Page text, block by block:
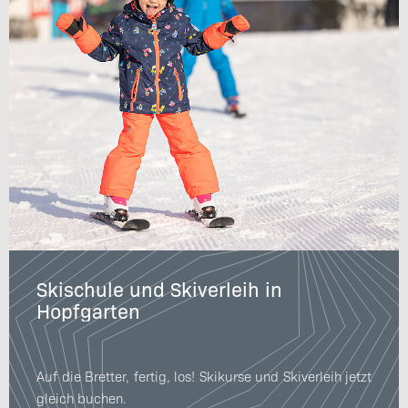
Skischule und Skiverleih in
Hopfgarten
Auf die Bretter, fertig, los! Skikurse und Skiverleih jetzt
gleich buchen.